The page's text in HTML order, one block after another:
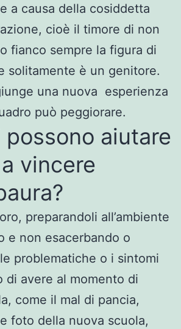
a causa della cosiddetta
cioè il timore di non
fianco sempre la figura di
solitamente è un genitore.
una nuova esperienza
può peggiorare.
possono aiutare
vincere
preparandoli all’ambiente
e non esacerbando o
problematiche o i sintomi
di avere al momento di
come il mal di pancia,
foto della nuova scuola,